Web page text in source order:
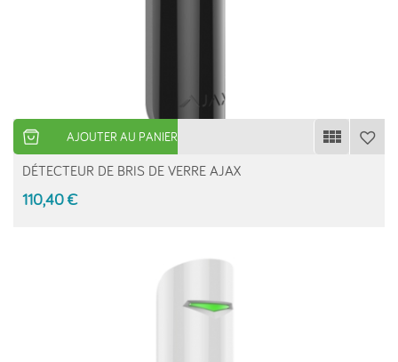
AJOUTER AU PANIER
DÉTECTEUR DE BRIS DE VERRE AJAX
110,40 €